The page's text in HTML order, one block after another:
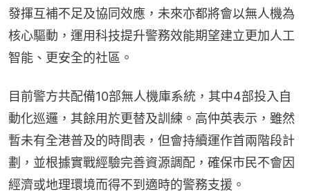
發揮互補不足及協同效應，未來亦都將會以無人機為
核心驅動，運用科技提升警務效能期望建立更加人工
智能、更安全的社區。
目前警方共配備10部無人機庫系統，其中4部投入自
動化巡邏，其餘用於更替及訓練。高仲英表示，雖然
暫未有全港普及的時間表，但會持續運作首兩階段計
劃，並根據實戰經驗完善資源調配，確保市民不會因
經濟或地理環境而得不到適時的警務支援。